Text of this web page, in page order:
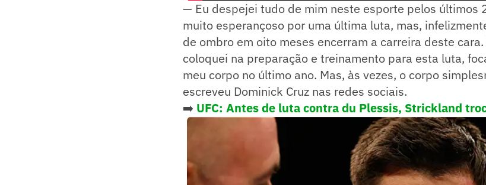
— Eu despejei tudo de mim neste esporte pelos últimos
muito esperançoso por uma última luta, mas,
de ombro em oito meses encerram a carreira deste
coloquei na preparação e treinamento para esta luta,
meu corpo no último ano. Mas, às vezes, o corpo
escreveu Dominick Cruz nas redes sociais.
➡️ UFC: Antes de luta contra du Plessis, Strickland